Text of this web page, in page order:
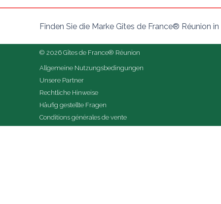
Finden Sie die Marke Gîtes de France® Réunion
© 2026 Gîtes de France® Réunion
Allgemeine Nutzungsbedingungen
Unsere Partner
Rechtliche Hinweise
Häufig gestellte Fragen
Conditions générales de vente